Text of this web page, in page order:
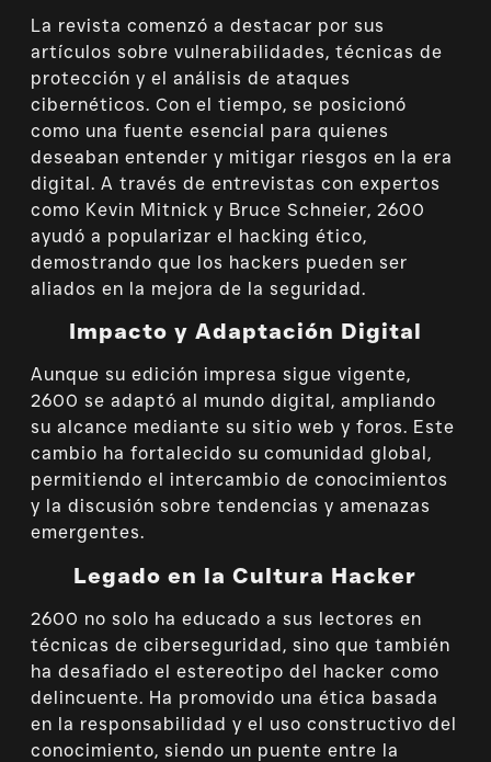
La revista comenzó a destacar por sus
artículos sobre vulnerabilidades, técnicas de
protección y el análisis de ataques
cibernéticos. Con el tiempo, se posicionó
como una fuente esencial para quienes
deseaban entender y mitigar riesgos en la era
digital. A través de entrevistas con expertos
como Kevin Mitnick y Bruce Schneier, 2600
ayudó a popularizar el hacking ético,
demostrando que los hackers pueden ser
aliados en la mejora de la seguridad.
Impacto y Adaptación Digital
Aunque su edición impresa sigue vigente,
2600 se adaptó al mundo digital, ampliando
su alcance mediante su sitio web y foros. Este
cambio ha fortalecido su comunidad global,
permitiendo el intercambio de conocimientos
y la discusión sobre tendencias y amenazas
emergentes.
Legado en la Cultura Hacker
2600 no solo ha educado a sus lectores en
técnicas de ciberseguridad, sino que también
ha desafiado el estereotipo del hacker como
delincuente. Ha promovido una ética basada
en la responsabilidad y el uso constructivo del
conocimiento, siendo un puente entre la